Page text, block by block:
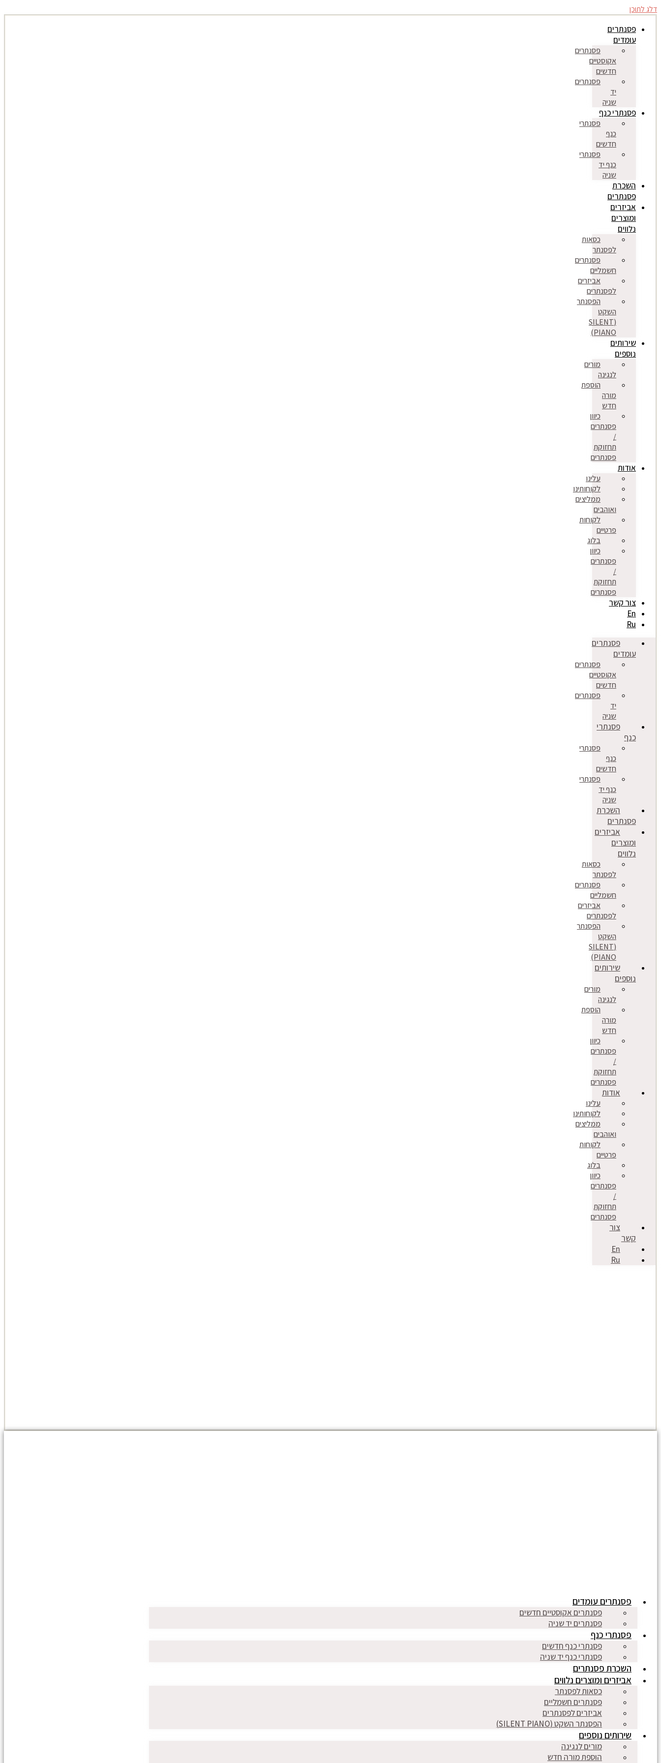
דלג לתוכן
פסנתרים
עומדים
פסנתרים
אקוסטיים
חדשים
פסנתרים
יד
שניה
פסנתרי כנף
פסנתרי
כנף
חדשים
פסנתרי
כנף יד
שניה
השכרת
פסנתרים
אביזרים
ומוצרים
נלווים
כסאות
לפסנתר
פסנתרים
חשמליים
אביזרים
לפסנתרים
הפסנתר
השקט
(SILENT
PIANO)
שירותים
נוספים
מורים
לנגינה
הוספת
מורה
חדש
כיוון
פסנתרים
/
תחזוקת
פסנתרים
אודות
עלינו
לקוחותינו
ממליצים
ואוהבים
לקוחות
פרטיים
בלוג
כיוון
פסנתרים
/
תחזוקת
פסנתרים
צור קשר
En
Ru
פסנתרים
עומדים
פסנתרים
אקוסטיים
חדשים
פסנתרים
יד
שניה
פסנתרי
כנף
פסנתרי
כנף
חדשים
פסנתרי
כנף יד
שניה
השכרת
פסנתרים
אביזרים
ומוצרים
נלווים
כסאות
לפסנתר
פסנתרים
חשמליים
אביזרים
לפסנתרים
הפסנתר
השקט
(SILENT
PIANO)
שירותים
נוספים
מורים
לנגינה
הוספת
מורה
חדש
כיוון
פסנתרים
/
תחזוקת
פסנתרים
אודות
עלינו
לקוחותינו
ממליצים
ואוהבים
לקוחות
פרטיים
בלוג
כיוון
פסנתרים
/
תחזוקת
פסנתרים
צור
קשר
En
Ru
פסנתרים עומדים
פסנתרים אקוסטיים חדשים
פסנתרים יד שניה
פסנתרי כנף
פסנתרי כנף חדשים
פסנתרי כנף יד שניה
השכרת פסנתרים
אביזרים ומוצרים נלווים
כסאות לפסנתר
פסנתרים חשמליים
אביזרים לפסנתרים
הפסנתר השקט (SILENT PIANO)
שירותים נוספים
מורים לנגינה
הוספת מורה חדש